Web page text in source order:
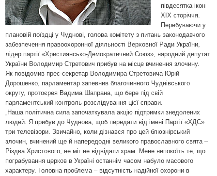
півдесятка ікон
ХІХ сторіччя.
Перебуваючи у
плановій поїздці у Чуднові, голова комітету з питань законодавчого
забезпечення правоохоронної діяльності Верховної Ради України,
лідер партії «Християнсько-Демократичний Союз», народний депутат
України Володимир Стретович прибув на місце вчинення злочину.
Як повідомив прес-секретар Володимира Стретовича Юрій
Дорошенко, парламентар запевнив благочинного Чуднівського
округу, протоєрея Вадима Шапрана, що бере під свій
парламентський контроль розслідування цієї справи.
„Наша політична сила започаткувала акцію підтримки знедолених
людей. Я прибув до Чуднова, щоб передати від імені Партії «ХДС»
три телевізори. Звичайно, коли дізнався про цей блюзнірський
злочин, вчинений ще й напередодні великого православного свята –
Різдва Христового, не міг не відвідати храм. Мене непокоїть те, що
пограбування церков в Україні останнім часом набуло масового
характеру. Головна проблема – відсутність надійної охорони в